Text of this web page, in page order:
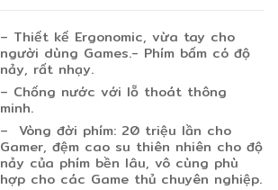
– Thiết kế Ergonomic, vừa tay cho
người dùng Games.- Phím bấm có độ
nảy, rất nhạy.
– Chống nước với lỗ thoát thông
minh.
– Vòng đời phím: 20 triệu lần cho
Gamer, đệm cao su thiên nhiên cho độ
nảy của phím bền lâu, vô cùng phù
hợp cho các Game thủ chuyên nghiệp.